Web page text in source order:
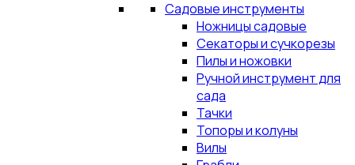
Садовые инструменты
Ножницы садовые
Секаторы и сучкорезы
Пилы и ножовки
Ручной инструмент для
сада
Тачки
Топоры и колуны
Вилы